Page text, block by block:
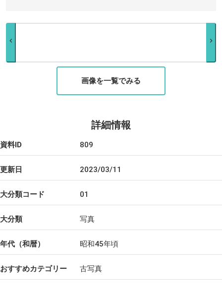
chevron_left chevron_right
画像を一覧でみる
詳細情報
資料ID 809
更新日 2023/03/11
大分類コード 01
大分類 写真
年代（和暦） 昭和45年頃
おすすめカテゴリー 古写真